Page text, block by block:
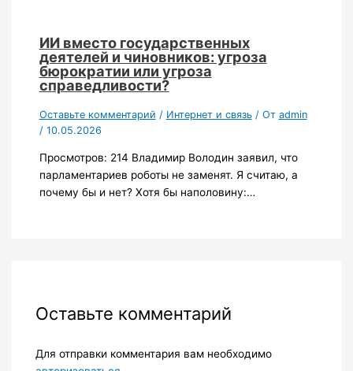
ИИ вместо государственных
деятелей и чиновников: угроза
бюрократии или угроза
справедливости?
Оставьте комментарий / Интернет и связь/ От admin
/ 10.05.2026
Просмотров: 214 Владимир Володин заявил, что
парламентариев роботы не заменят. Я считаю, а
почему бы и нет? Хотя бы наполовину:…
Оставьте комментарий
Для отправки комментария вам необходимо